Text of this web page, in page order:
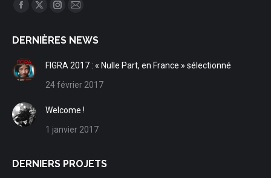
Trouvez nous sur :
Facebook
opens
in
new
window
X
opens
window
Instagram
opens
window
Mail
opens
window
DERNIÈRES NEWS
FIGRA 2017 : « Nulle Part, en France » sélectionné
24 février 2017
Welcome !
1 janvier 2017
DERNIERS PROJETS